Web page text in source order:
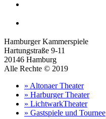
Hamburger Kammerspiele
Hartungstraße 9-11
20146 Hamburg
Alle Rechte © 2019
» Altonaer Theater
» Harburger Theater
» LichtwarkTheater
» Gastspiele und Tournee